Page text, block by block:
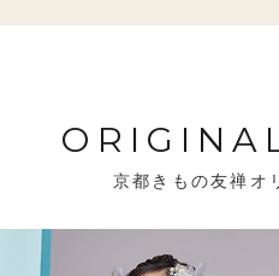
京都きもの友禅オ